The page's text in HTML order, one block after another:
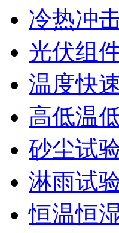
冷热冲
光伏组
温度快
高低温
砂尘试
淋雨试
恒温恒